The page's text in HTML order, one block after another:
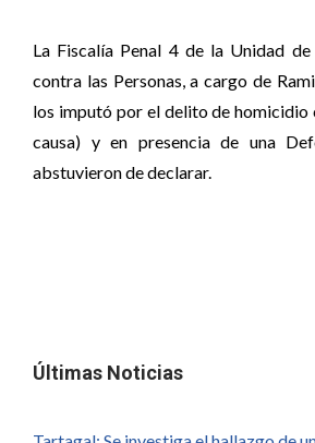
La Fiscalía Penal 4 de la Unidad
contra las Personas, a cargo de
los imputó por el delito de
causa) y en presencia de una
abstuvieron de declarar.
Últimas Noticias